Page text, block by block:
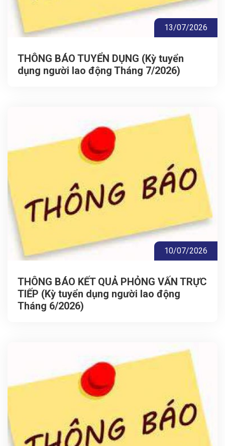
13/07/2026
THÔNG BÁO TUYỂN DỤNG (Kỳ tuyển
dụng người lao động Tháng 7/2026)
10/07/2026
THÔNG BÁO KẾT QUẢ PHỎNG VẤN TRỰC
TIẾP (Kỳ tuyển dụng người lao động
Tháng 6/2026)